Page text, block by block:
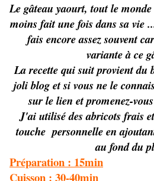
Le gâteau yaourt, tout le
moins fait une fois dans sa vie
fais encore assez souvent
variante à ce
La recette qui suit provient du
joli blog et si vous ne le
sur le lien et promenez-
J'ai utilisé des abricots frais
touche personnelle en
au fond du
Préparation : 15min
Cuisson : 30-40min